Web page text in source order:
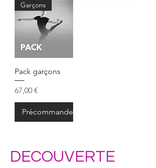
Garçons
Pack garçons
Prix
67,00 €
Précommander
DECOUVERTE